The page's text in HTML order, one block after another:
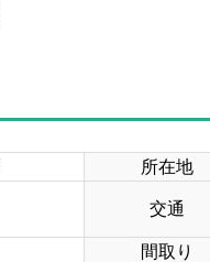
所在地
交通
間取り